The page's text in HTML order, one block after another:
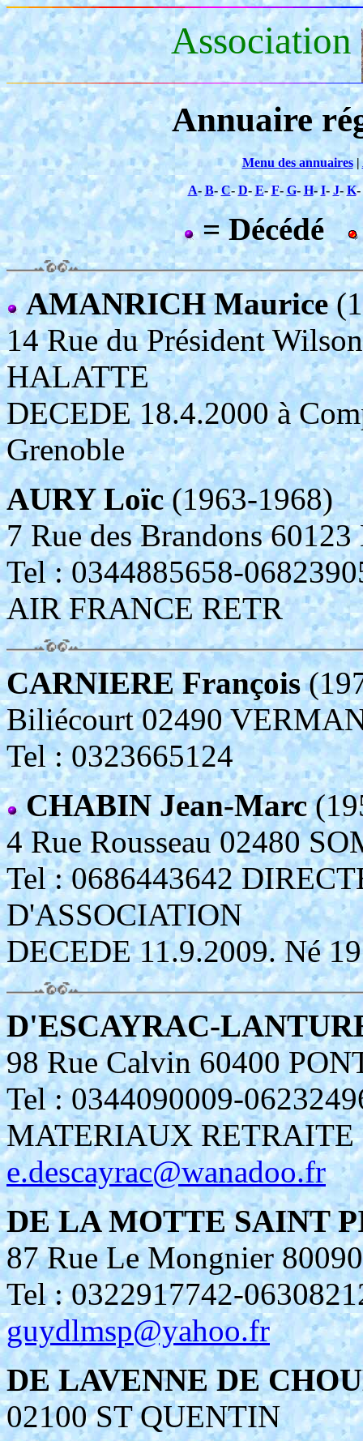
Association
Annuaire
Menu des annuaires|
A- B-C-D- E-F- G- H-I- J-K-
= Décédé
AMANRICH Maurice
14 Rue du Président
HALATTE
DECEDE 18.4.2000 à
Grenoble
AURY Loïc(1963-1968)
7 Rue des Brandons
Tel : 0344885658-
AIR FRANCE RETR
CARNIERE François
Biliécourt 02490
Tel : 0323665124
CHABIN Jean-Marc
4 Rue Rousseau 02480
Tel : 0686443642
D'ASSOCIATION
DECEDE 11.9.2009. Né
D'ESCAYRAC-
98 Rue Calvin 60400
Tel : 0344090009-
MATERIAUX RETRAITE
e.descayrac@wanadoo.fr
DE LA MOTTE SAINT
87 Rue Le Mongnier
Tel : 0322917742-
guydlmsp@yahoo.fr
DE LAVENNE DE
02100 ST QUENTIN